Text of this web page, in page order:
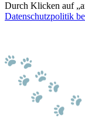
Durch Klicken auf
Datenschutzpolitik